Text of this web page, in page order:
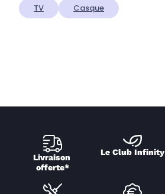
TV Casque
Livraison
offerte*
Le Club Infinity